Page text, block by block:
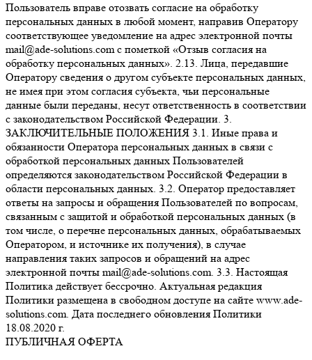
Пользователь вправе отозвать согласие на обработку
персональных данных в любой момент, направив Оператору
соответствующее уведомление на адрес электронной почты
mail@ade-solutions.com с пометкой «Отзыв согласия на
обработку персональных данных». 2.13. Лица, передавшие
Оператору сведения о другом субъекте персональных данных,
не имея при этом согласия субъекта, чьи персональные
данные были переданы, несут ответственность в соответствии
с законодательством Российской Федерации. 3.
ЗАКЛЮЧИТЕЛЬНЫЕ ПОЛОЖЕНИЯ 3.1. Иные права и
обязанности Оператора персональных данных в связи с
обработкой персональных данных Пользователей
определяются законодательством Российской Федерации в
области персональных данных. 3.2. Оператор предоставляет
ответы на запросы и обращения Пользователей по вопросам,
связанным с защитой и обработкой персональных данных (в
том числе, о перечне персональных данных, обрабатываемых
Оператором, и источнике их получения), в случае
направления таких запросов и обращений на адрес
электронной почты mail@ade-solutions.com. 3.3. Настоящая
Политика действует бессрочно. Актуальная редакция
Политики размещена в свободном доступе на сайте www.ade-
solutions.com. Дата последнего обновления Политики
18.08.2020 г.
ПУБЛИЧНАЯ ОФЕРТА